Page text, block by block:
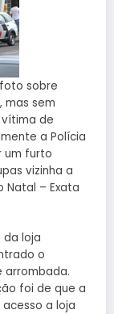
sobre
mas sem
de
a Polícia
um furto
vizinha a
Natal – Exata
da loja
o
arrombada.
foi de que a
a loja